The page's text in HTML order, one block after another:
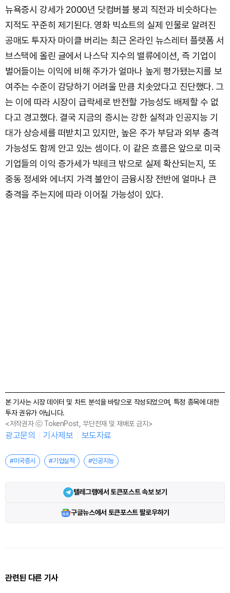
뉴욕증시 강세가 2000년 닷컴버블 붕괴 직전과 비슷하다는
지적도 꾸준히 제기된다. 영화 빅쇼트의 실제 인물로 알려진
공매도 투자자 마이클 버리는 최근 온라인 뉴스레터 플랫폼 서
브스택에 올린 글에서 나스닥 지수의 밸류에이션, 즉 기업이
벌어들이는 이익에 비해 주가가 얼마나 높게 평가됐는지를 보
여주는 수준이 감당하기 어려울 만큼 치솟았다고 진단했다. 그
는 이에 따라 시장이 급락세로 반전할 가능성도 배제할 수 없
다고 경고했다. 결국 지금의 증시는 강한 실적과 인공지능 기
대가 상승세를 떠받치고 있지만, 높은 주가 부담과 외부 충격
가능성도 함께 안고 있는 셈이다. 이 같은 흐름은 앞으로 미국
기업들의 이익 증가세가 빅테크 밖으로 실제 확산되는지, 또
중동 정세와 에너지 가격 불안이 금융시장 전반에 얼마나 큰
충격을 주는지에 따라 이어질 가능성이 있다.
본 기사는 시장 데이터 및 차트 분석을 바탕으로 작성되었으며, 특정 종목에 대한
투자 권유가 아닙니다.
<저작권자 ⓒ TokenPost, 무단전재 및 재배포 금지>
광고문의 기사제보 보도자료
#미국증시 #기업실적 #인공지능
텔레그램에서 토큰포스트 속보 보기
구글뉴스에서 토큰포스트 팔로우하기
관련된 다른 기사